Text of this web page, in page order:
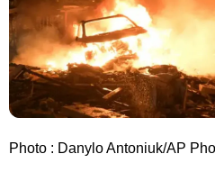
Photo : Danylo Antoniuk/AP